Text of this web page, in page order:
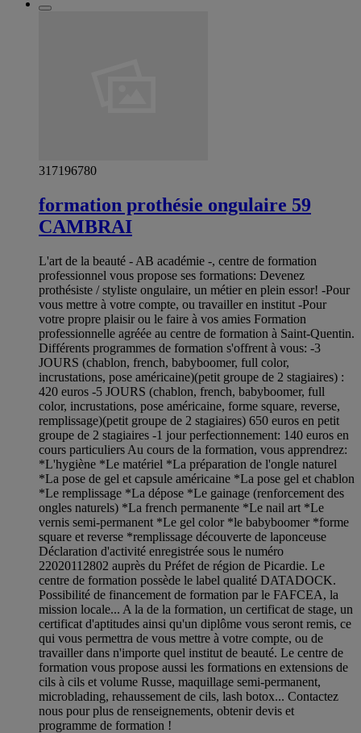
317196780
formation prothésie ongulaire 59
CAMBRAI
L'art de la beauté - AB académie -, centre de formation
professionnel vous propose ses formations: Devenez
prothésiste / styliste ongulaire, un métier en plein essor! -Pour
vous mettre à votre compte, ou travailler en institut -Pour
votre propre plaisir ou le faire à vos amies Formation
professionnelle agréée au centre de formation à Saint-Quentin.
Différents programmes de formation s'offrent à vous: -3
JOURS (chablon, french, babyboomer, full color,
incrustations, pose américaine)(petit groupe de 2 stagiaires) :
420 euros -5 JOURS (chablon, french, babyboomer, full
color, incrustations, pose américaine, forme square, reverse,
remplissage)(petit groupe de 2 stagiaires) 650 euros en petit
groupe de 2 stagiaires -1 jour perfectionnement: 140 euros en
cours particuliers Au cours de la formation, vous apprendrez:
*L'hygiène *Le matériel *La préparation de l'ongle naturel
*La pose de gel et capsule américaine *La pose gel et chablon
*Le remplissage *La dépose *Le gainage (renforcement des
ongles naturels) *La french permanente *Le nail art *Le
vernis semi-permanent *Le gel color *le babyboomer *forme
square et reverse *remplissage découverte de laponceuse
Déclaration d'activité enregistrée sous le numéro
22020112802 auprès du Préfet de région de Picardie. Le
centre de formation possède le label qualité DATADOCK.
Possibilité de financement de formation par le FAFCEA, la
mission locale... A la de la formation, un certificat de stage, un
certificat d'aptitudes ainsi qu'un diplôme vous seront remis, ce
qui vous permettra de vous mettre à votre compte, ou de
travailler dans n'importe quel institut de beauté. Le centre de
formation vous propose aussi les formations en extensions de
cils à cils et volume Russe, maquillage semi-permanent,
microblading, rehaussement de cils, lash botox... Contactez
nous pour plus de renseignements, obtenir devis et
programme de formation !